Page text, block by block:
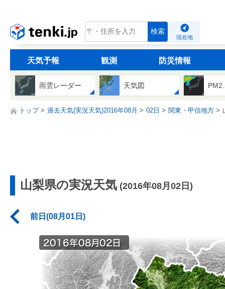
tenki.jp 検索
現在地
天気予報 観測 防災情報
雨雲レーダー 天気図
トップ 過去天気(実況天気)2016年08月 02日 関東・甲信地方
山梨県の実況天気 (2016年08月02日)
前日(08月01日)